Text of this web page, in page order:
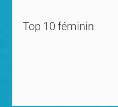
Top 10 féminin